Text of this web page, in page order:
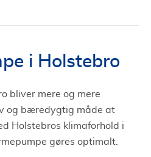
i Holstebro
bliver mere og mere
og bæredygtig måde at
Holstebros klimaforhold i
gøres optimalt.